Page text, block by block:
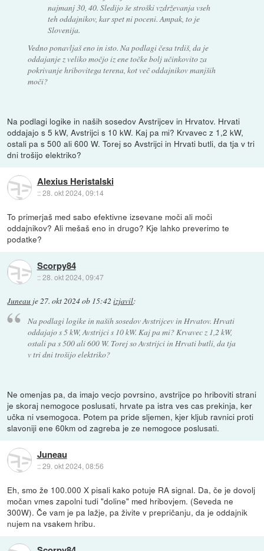
najmanj 30, 40. Sledijo še stroški vzdrževanja vseh
teh oddajnikov, kar spet ni poceni. Ampak, to je
Slovenija.
Vedno ponavljaš eno in isto. Na podlagi česa trdiš, da je
oddajanje z veliko močjo iz ene točke bolj učinkovito za
pokrivanje hribovitega terena, kot več oddajnikov manjših
moči?
Na podlagi logike in naših sosedov Avstrijcev in Hrvatov. Hrvati
oddajajo s 5 kW, Avstrijci s 10 kW. Kaj pa mi? Krvavec z 1,2 kW,
ostali pa s 500 ali 600 W. Torej so Avstrijci in Hrvati butli, da tja v tri
dni trošijo elektriko?
Alexius Heristalski
::28. okt 2024, 09:14
To primerjaš med sabo efektivne izsevane moči ali moči
oddajnikov? Ali mešaš eno in drugo? Kje lahko preverimo te
podatke?
Scorpy84
::28. okt 2024, 09:47
Juneau je27. okt 2024 ob 15:42 izjavil:
Na podlagi logike in naših sosedov Avstrijcev in Hrvatov. Hrvati
oddajajo s 5 kW, Avstrijci s 10 kW. Kaj pa mi? Krvavec z 1,2 kW,
ostali pa s 500 ali 600 W. Torej so Avstrijci in Hrvati butli, da tja
v tri dni trošijo elektriko?
Ne omenjas pa, da imajo vecjo povrsino, avstrijce po hriboviti strani
je skoraj nemogoce poslusati, hrvate pa istra ves cas prekinja, ker
učka ni vsemogoca. Potem pa pride sljemen, kjer kljub ravnici proti
slavoniji ene 60km od zagreba je ze nemogoce poslusati.
Juneau
::29. okt 2024, 08:56
Eh, smo že 100.000 X pisali kako potuje RA signal. Da, če je dovolj
močan vmes zapolni tudi "doline" med hribovjem. (Seveda ne
300W). Če vam je pa lažje, pa živite v prepričanju, da je oddajnik
nujem na vsakem hribu.